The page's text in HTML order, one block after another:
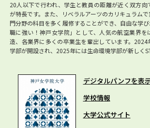
20人以下で行われ、学生と教員の距離が近く双方
が特長です。また、リベラルアーツのカリキュラム
門分野の科目を多く履修することができ、自由な学
職に強い！神戸女学院」として、人気の航空業界を
造、各業界に多くの卒業生を輩出しています。2024
学部が開設され、2025年には生命環境学部が新しく
デジタルパンフを表
学校情報
大学公式サイト